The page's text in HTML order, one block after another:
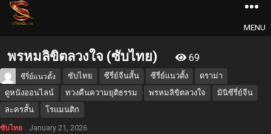
MENU
พรหมลิขิตลวงใจ (ซับไทย) 69
ซีรี่ย์แนวตั้ง ซับไทย ซีรี่ย์จีนสั้น ซีรี่ย์แนวตั้ง
ดราม่า
ดูหนังออนไลน์
ทวงคืนความยุติธรรม พรหมลิขิตลวงใจ
มินิซีรี่ย์จีน
ละครสั้น
โรแมนติก
ซับไทย January 21, 2026